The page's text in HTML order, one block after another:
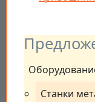
Станки